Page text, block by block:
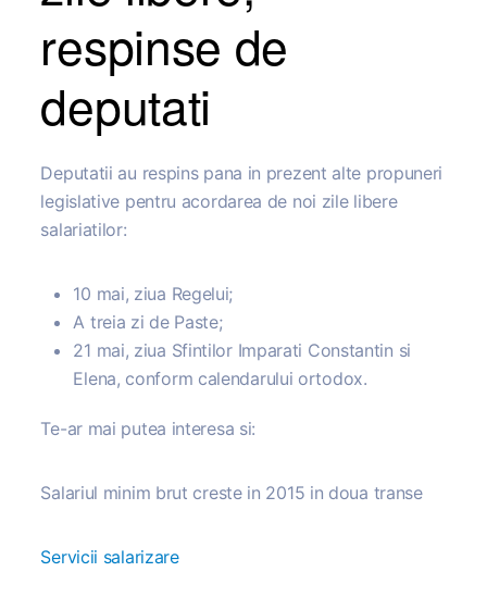
respinse de
deputati
Deputatii au respins pana in prezent alte propuneri
legislative pentru acordarea de noi zile libere
salariatilor:
10 mai, ziua Regelui;
A treia zi de Paste;
21 mai, ziua Sfintilor Imparati Constantin si
Elena, conform calendarului ortodox.
Te-ar mai putea interesa si:
Salariul minim brut creste in 2015 in doua transe
Servicii salarizare